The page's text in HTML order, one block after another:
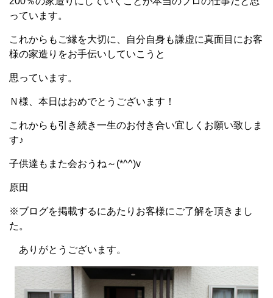
っています。
これからもご縁を大切に、自分自身も謙虚に真面目にお客
様の家造りをお手伝いしていこうと
思っています。
Ｎ様、本日はおめでとうございます！
これからも引き続き一生のお付き合い宜しくお願い致しま
す♪
子供達もまた会おうね～(*^^)v
原田
※ブログを掲載するにあたりお客様にご了解を頂きまし
た。
ありがとうございます。